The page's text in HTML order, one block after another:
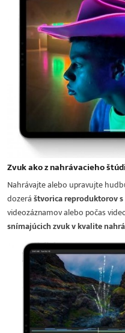
Zvuk ako z nahrávacieho
Nahrávajte alebo upravujte
dozeráštvorica reproduktorov
videozáznamov alebo počas
snímajúcich zvuk v kvalite